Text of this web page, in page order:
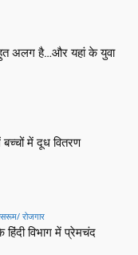
अलग है…और यहां के युवा
बच्चों में दूध वितरण
रोजगार
हिंदी विभाग में प्रेमचंद